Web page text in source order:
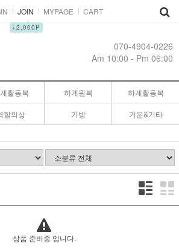
JOIN
▲
+2,000P
MYPAGE CART
070-4904-0226
Am 10:00 - Pm 06:00
활동복 하계원복 하계활동복
할의상 가방 기운&기타
상품 준비중 입니다.